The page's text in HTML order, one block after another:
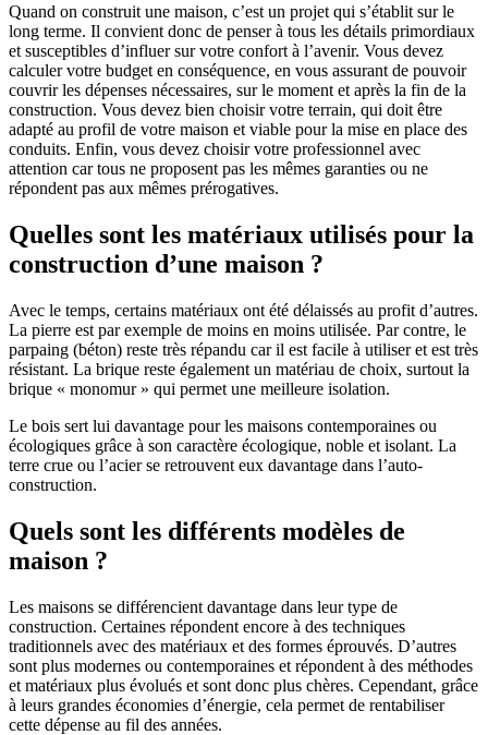
Quand on construit une maison, c’est un projet qui s’établit sur le
long terme. Il convient donc de penser à tous les détails primordiaux
et susceptibles d’influer sur votre confort à l’avenir. Vous devez
calculer votre budget en conséquence, en vous assurant de pouvoir
couvrir les dépenses nécessaires, sur le moment et après la fin de la
construction. Vous devez bien choisir votre terrain, qui doit être
adapté au profil de votre maison et viable pour la mise en place des
conduits. Enfin, vous devez choisir votre professionnel avec
attention car tous ne proposent pas les mêmes garanties ou ne
répondent pas aux mêmes prérogatives.
Quelles sont les matériaux utilisés pour la
construction d’une maison ?
Avec le temps, certains matériaux ont été délaissés au profit d’autres.
La pierre est par exemple de moins en moins utilisée. Par contre, le
parpaing (béton) reste très répandu car il est facile à utiliser et est très
résistant. La brique reste également un matériau de choix, surtout la
brique « monomur » qui permet une meilleure isolation.
Le bois sert lui davantage pour les maisons contemporaines ou
écologiques grâce à son caractère écologique, noble et isolant. La
terre crue ou l’acier se retrouvent eux davantage dans l’auto-
construction.
Quels sont les différents modèles de
maison ?
Les maisons se différencient davantage dans leur type de
construction. Certaines répondent encore à des techniques
traditionnels avec des matériaux et des formes éprouvés. D’autres
sont plus modernes ou contemporaines et répondent à des méthodes
et matériaux plus évolués et sont donc plus chères. Cependant, grâce
à leurs grandes économies d’énergie, cela permet de rentabiliser
cette dépense au fil des années.